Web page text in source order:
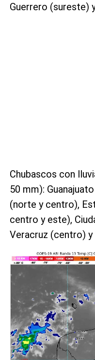
Guerrero (sureste)
Chubascos con
50 mm):
(norte y centro),
centro y este),
Veracruz (centro) y